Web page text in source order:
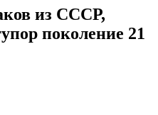
из СССР,
поколение 21